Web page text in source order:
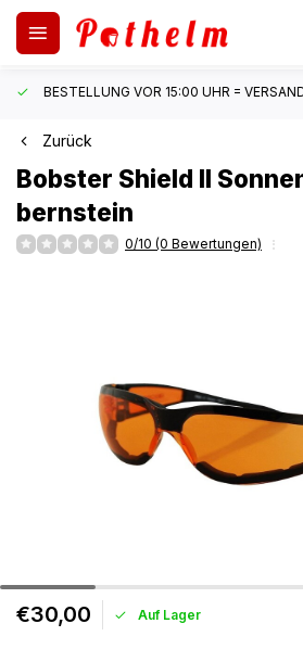
BESTELLUNG VOR 15:00 UHR =
Zurück
Bobster Shield II
bernstein
0/10 (0 Bewertungen)
€30,00 Auf Lager